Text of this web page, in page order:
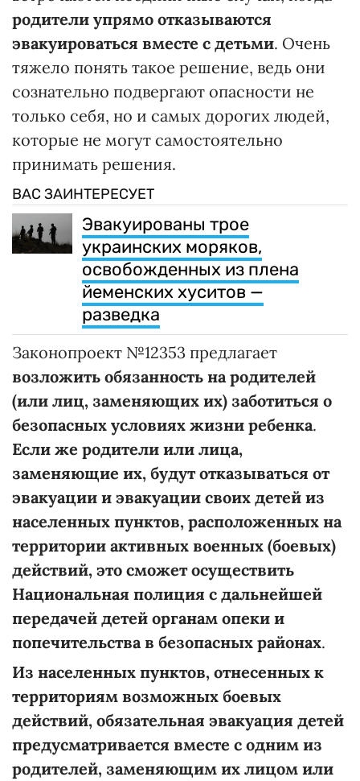
родители упрямо отказываются
эвакуироваться вместе с детьми. Очень
тяжело понять такое решение, ведь они
сознательно подвергают опасности не
только себя, но и самых дорогих людей,
которые не могут самостоятельно
принимать решения.
ВАС ЗАИНТЕРЕСУЕТ
Эвакуированы трое
украинских моряков,
освобожденных из плена
йеменских хуситов —
разведка
Законопроект №12353 предлагает
возложить обязанность на родителей
(или лиц, заменяющих их) заботиться о
безопасных условиях жизни ребенка.
Если же родители или лица,
заменяющие их, будут отказываться от
эвакуации и эвакуации своих детей из
населенных пунктов, расположенных на
территории активных военных (боевых)
действий, это сможет осуществить
Национальная полиция с дальнейшей
передачей детей органам опеки и
попечительства в безопасных районах.
Из населенных пунктов, отнесенных к
территориям возможных боевых
действий, обязательная эвакуация детей
предусматривается вместе с одним из
родителей, заменяющим их лицом или